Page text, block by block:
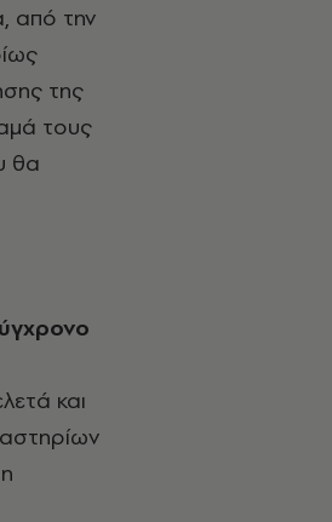
από την
της
τους
θα
και